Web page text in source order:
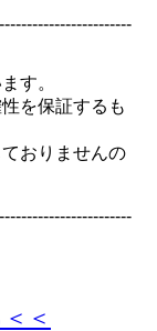
す。
を保証するも
おりませんの
＜